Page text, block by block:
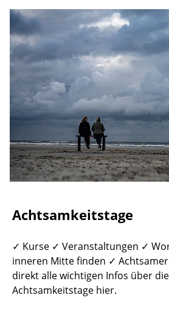
Achtsamkeitstage
✓ Kurse ✓ Veranstaltungen ✓
inneren Mitte finden ✓
direkt alle wichtigen Infos über
Achtsamkeitstage hier.